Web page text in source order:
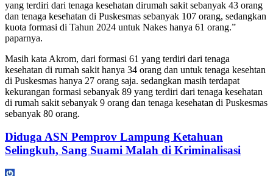
yang terdiri dari tenaga kesehatan dirumah sakit sebanyak 43 orang
dan tenaga kesehatan di Puskesmas sebanyak 107 orang, sedangkan
kuota formasi di Tahun 2024 untuk Nakes hanya 61 orang.”
paparnya.
Masih kata Akrom, dari formasi 61 yang terdiri dari tenaga
kesehatan di rumah sakit hanya 34 orang dan untuk tenaga kesehtan
di Puskesmas hanya 27 orang saja. sedangkan masih terdapat
kekurangan formasi sebanyak 89 yang terdiri dari tenaga kesehatan
di rumah sakit sebanyak 9 orang dan tenaga kesehatan di Puskesmas
sebanyak 80 orang.
Diduga ASN Pemprov Lampung Ketahuan
Selingkuh, Sang Suami Malah di Kriminalisasi